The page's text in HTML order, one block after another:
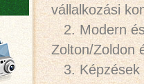
vállalkozási
2. Modern és
Zolton/Zoldon
3. Képzések